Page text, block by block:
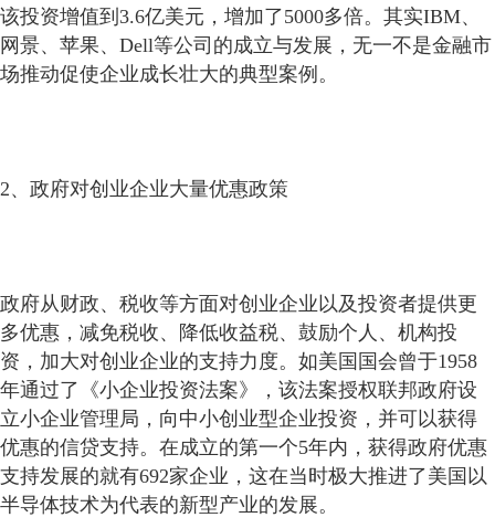
该投资增值到3.6亿美元，增加了5000多倍。其实IBM、
网景、苹果、Dell等公司的成立与发展，无一不是金融市
场推动促使企业成长壮大的典型案例。
2、政府对创业企业大量优惠政策
政府从财政、税收等方面对创业企业以及投资者提供更
多优惠，减免税收、降低收益税、鼓励个人、机构投
资，加大对创业企业的支持力度。如美国国会曾于1958
年通过了《小企业投资法案》，该法案授权联邦政府设
立小企业管理局，向中小创业型企业投资，并可以获得
优惠的信贷支持。在成立的第一个5年内，获得政府优惠
支持发展的就有692家企业，这在当时极大推进了美国以
半导体技术为代表的新型产业的发展。